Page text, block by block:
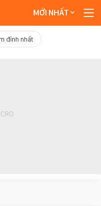
MỚI NHẤT
đỉnh nhất